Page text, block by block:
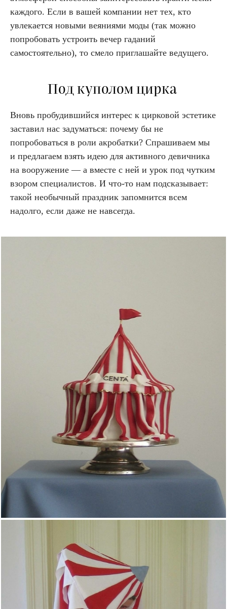
каждого. Если в вашей компании нет тех, кто
увлекается новыми веяниями моды (так можно
попробовать устроить вечер гаданий
самостоятельно), то смело приглашайте ведущего.
Под куполом цирка
Вновь пробудившийся интерес к цирковой эстетике
заставил нас задуматься: почему бы не
попробоваться в роли акробатки? Спрашиваем мы
и предлагаем взять идею для активного девичника
на вооружение — а вместе с ней и урок под чутким
взором специалистов. И что-то нам подсказывает:
такой необычный праздник запомнится всем
надолго, если даже не навсегда.